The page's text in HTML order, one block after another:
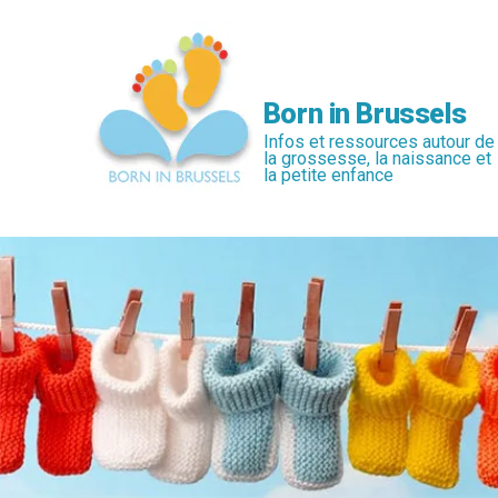
Born in Brussels
Infos et ressources autour de
la grossesse, la naissance et
la petite enfance